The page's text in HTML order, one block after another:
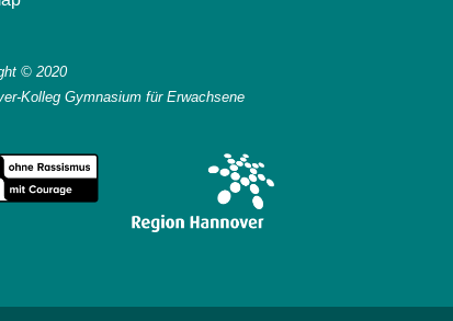
© 2020
Kolleg Gymnasium für Erwachsene